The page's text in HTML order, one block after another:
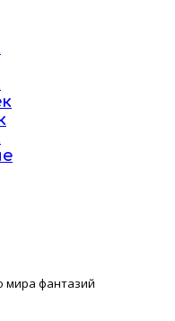
мира фантазий